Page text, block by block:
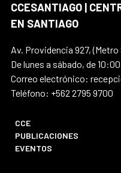
CCESANTIAGO |
EN SANTIAGO
Av. Providencia 927, (Metro
De lunes a sábado, de
Correo electrónico:
Teléfono: +562 2795 9700
CCE
PUBLICACIONES
EVENTOS